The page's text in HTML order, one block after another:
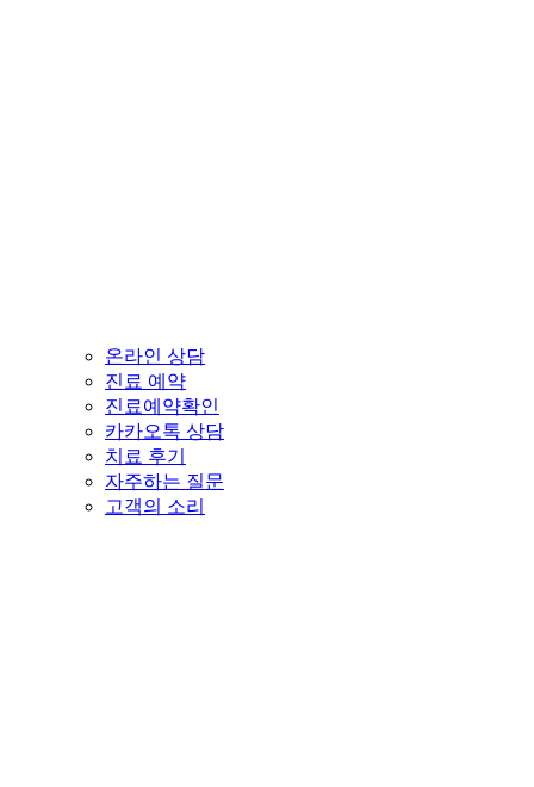
온라인 상담
진료 예약
진료예약확인
카카오톡 상담
치료 후기
자주하는 질문
고객의 소리